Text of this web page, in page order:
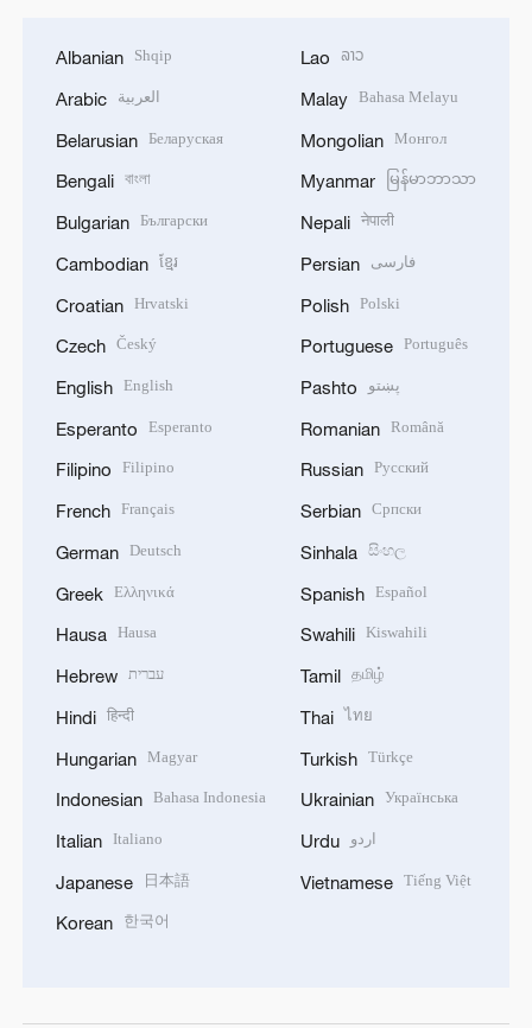
Albanian Shqip
Arabic العربية
Belarusian Беларуская
Bengali বাংলা
Bulgarian Български
Cambodian ខ្មែរ
Croatian Hrvatski
Czech Český
English English
Esperanto Esperanto
Filipino Filipino
French Français
German Deutsch
Greek Ελληνικά
Hausa Hausa
Hebrew עברית
Hindi हिन्दी
Hungarian Magyar
Indonesian Bahasa Indonesia
Italian Italiano
Japanese 日本語
Korean 한국어
Lao ລາວ
Malay Bahasa Melayu
Mongolian Монгол
Myanmar မြန်မာဘာသာ
Nepali नेपाली
Persian فارسی
Polish Polski
Portuguese Português
Pashto پښتو
Romanian Română
Russian Русский
Serbian Српски
Sinhala සිංහල
Spanish Español
Swahili Kiswahili
Tamil தமிழ்
Thai ไทย
Turkish Türkçe
Ukrainian Українська
Urdu اردو
Vietnamese Tiếng Việt